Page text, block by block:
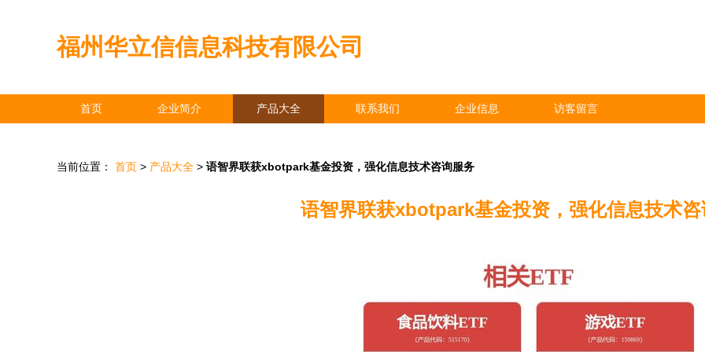
福州华立信信息科技有限公司
首页 企业简介 产品大全 联系我们 企业信息 访客留言
当前位置： 首页 > 产品大全 > 语智界联获xbotpark基金投资，强化信息技术咨询服务
语智界联获xbotpark基金投资，强化信息技术咨